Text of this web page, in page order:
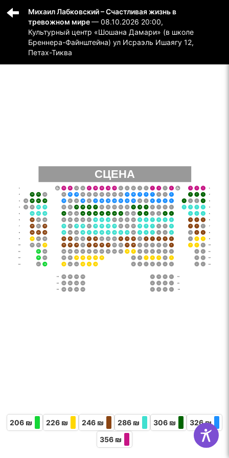
Михаил Лабковский – Счастливая жизнь в
тревожном мире— 08.10.2026 20:00,
Культурный центр «Шошана Дамари» (в школе
Бреннера-Файнштейна) ул Исраэль Ишаягу 12,
Петах-Тиква
СЦЕНА
‌1 21 20 19 18 17 16 15 14 13 12 11 10 9 8 7 6 5 4 4נ 3 2 1 ‌1
‌2 24 23 22 21 20 19 18 17 16 15 14 13 12 11 10 9 8 7 6 5 4 3 2 1 ‌2
‌3 26 25 24 23 22 21 20 19 18 17 16 15 14 13 12 11 10 9 8 7 6 4 3 2 1 ‌3
‌4 26 25 24 23 22 21 20 19 18 17 16 15 14 13 12 11 10 9 8 7 6 5 4 3 2 1 ‌4
‌5 24 23 22 21 20 19 18 17 16 15 14 13 12 11 10 9 8 7 6 4 3 2 1 ‌5
‌6 24 23 22 21 20 19 18 17 16 15 14 13 12 11 10 9 8 7 6 5 4 3 2 1 ‌6
‌7 24 23 22 21 20 19 18 17 16 15 14 13 12 11 10 9 8 7 6 5 4 3 2 1 ‌7
‌8 24 23 22 21 20 19 18 17 16 15 14 13 12 11 10 9 8 7 6 5 4 3 2 1 ‌8
‌9 24 23 22 21 20 19 18 17 16 15 14 13 12 11 10 9 8 7 6 5 4 3 2 1 ‌9
‌10 24 23 22 21 20 19 17 16 15 14 12 11 10 7 5 4 3 2 ‌10
‌11 22 21 20 19 18 17 16 15 14 13 12 11 10 9 8 7 6 5 4 3 2 1 ‌11
‌12 18 17 16 15 14 13 12 11 10 9 8 7 6 5 4 3 2 1 ‌12
‌13 17 16 15 14 13 12 11 10 9 8 7 6 5 4 3 2 1 ‌13
‌14 16 15 14 13 4 3 2 1 ‌14
‌15 16 15 14 13 4 3 2 1 ‌15
‌16 18 17 16 15 4 3 2 1 ‌16
206 ₪ 226 ₪ 246 ₪ 286 ₪ 306 ₪
326 ₪
356 ₪